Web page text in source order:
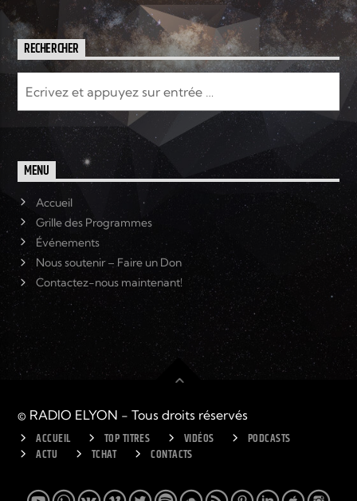
RECHERCHER
MENU
Accueil
Grille des Programmes
Événements
Nous soutenir – Faire un Don
Contactez-nous maintenant!
© RADIO ELYON - Tous droits réservés
ACCUEIL TOP TITRES VIDÉOS
PODCASTS
ACTU
TCHAT CONTACTS